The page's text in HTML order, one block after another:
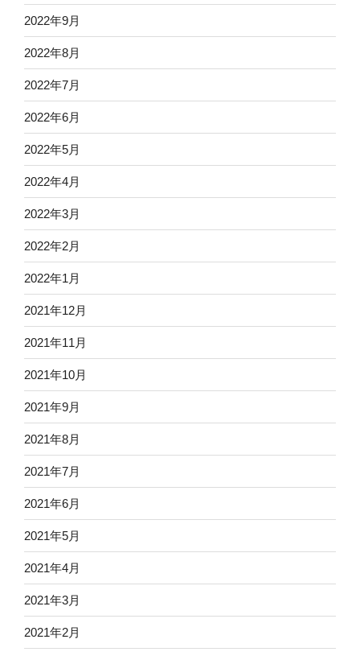
2022年9月
2022年8月
2022年7月
2022年6月
2022年5月
2022年4月
2022年3月
2022年2月
2022年1月
2021年12月
2021年11月
2021年10月
2021年9月
2021年8月
2021年7月
2021年6月
2021年5月
2021年4月
2021年3月
2021年2月